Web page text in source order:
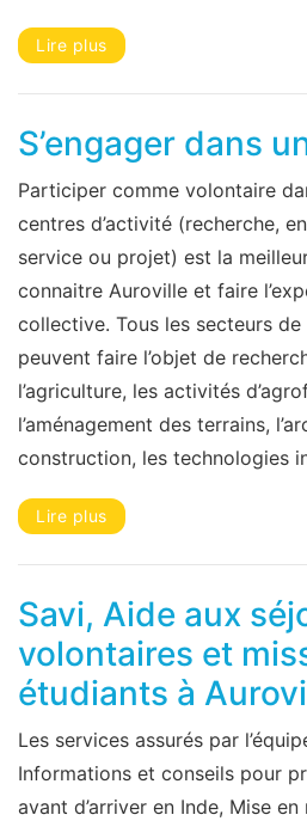
Lire plus
S’engager dans
Participer comme volontaire
centres d’activité (recherche,
service ou projet) est la
connaitre Auroville et faire
collective. Tous les secteurs de
peuvent faire l’objet de
l’agriculture, les activités
l’aménagement des terrains,
construction, les technologies
Lire plus
Savi, Aide aux
volontaires et
étudiants à
Les services assurés par
Informations et conseils pour
avant d’arriver en Inde, Mise